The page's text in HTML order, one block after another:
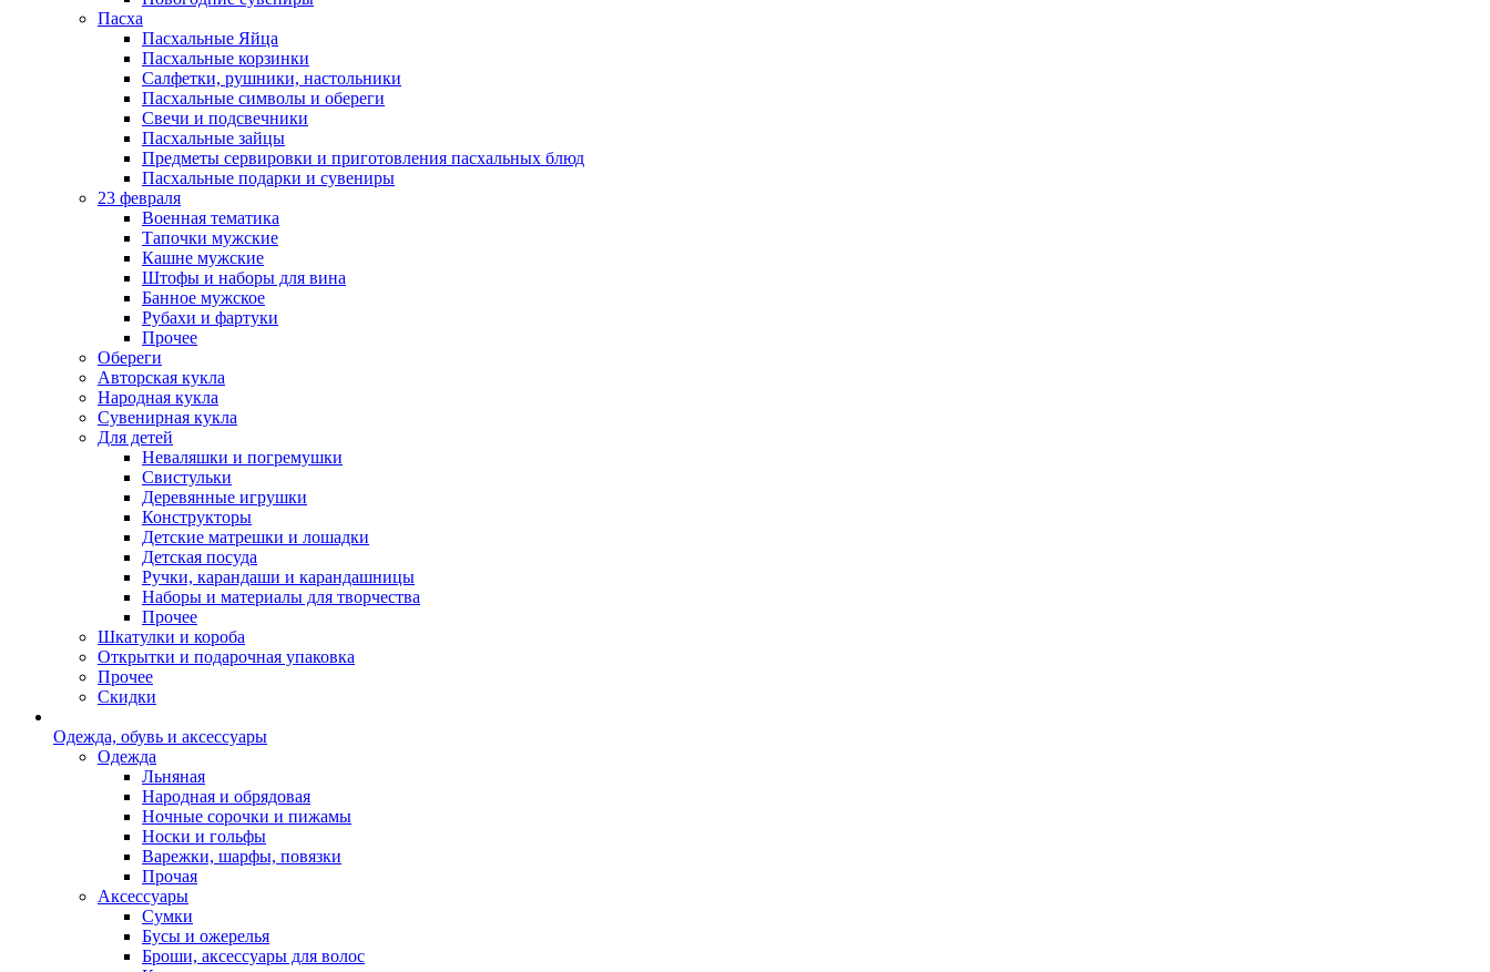
Пасха
Пасхальные Яйца
Пасхальные корзинки
Салфетки, рушники, настольники
Пасхальные символы и обереги
Свечи и подсвечники
Пасхальные зайцы
Предметы сервировки и приготовления пасхальных блюд
Пасхальные подарки и сувениры
23 февраля
Военная тематика
Тапочки мужские
Кашне мужские
Штофы и наборы для вина
Банное мужское
Рубахи и фартуки
Прочее
Обереги
Авторская кукла
Народная кукла
Сувенирная кукла
Для детей
Неваляшки и погремушки
Свистульки
Деревянные игрушки
Конструкторы
Детские матрешки и лошадки
Детская посуда
Ручки, карандаши и карандашницы
Наборы и материалы для творчества
Прочее
Шкатулки и короба
Открытки и подарочная упаковка
Прочее
Скидки
Одежда, обувь и аксессуары
Одежда
Льняная
Народная и обрядовая
Ночные сорочки и пижамы
Носки и гольфы
Варежки, шарфы, повязки
Прочая
Аксессуары
Сумки
Бусы и ожерелья
Броши, аксессуары для волос